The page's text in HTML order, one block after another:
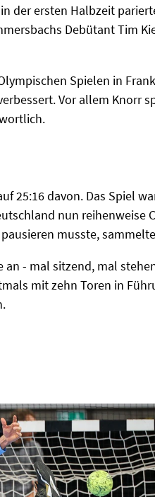
der ersten Halbzeit
Debütant Tim
Spielen in
Vor allem Knorr
25:16 davon. Das Spiel
nun reihenweise
musste,
- mal sitzend, mal
mit zehn Toren in